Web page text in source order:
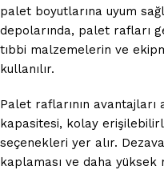
palet boyutlarına uyum
depolarında, palet rafları
tıbbi malzemelerin ve
kullanılır.
Palet raflarının avantajları
kapasitesi, kolay
seçenekleri yer alır.
kaplaması ve daha yüksek